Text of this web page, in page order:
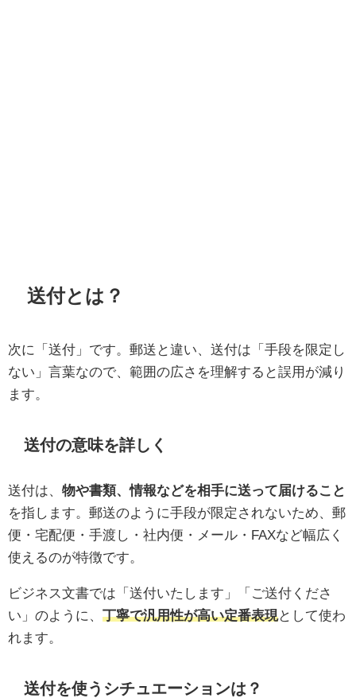
送付とは？
次に「送付」です。郵送と違い、送付は「手段を限定し
ない」言葉なので、範囲の広さを理解すると誤用が減り
ます。
送付の意味を詳しく
送付は、 物や書類、情報などを相手に送って届けること
を指します。郵送のように手段が限定されないため、郵
便・宅配便・手渡し・社内便・メール・FAXなど幅広く
使えるのが特徴です。
ビジネス文書では「送付いたします」「ご送付くださ
い」のように、 丁寧で汎用性が高い定番表現として使わ
れます。
送付を使うシチュエーションは？